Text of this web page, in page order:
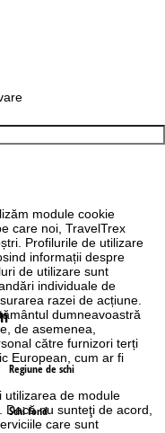
module cookie
care noi, TravelTrex
Profilurile de utilizare
informații despre
de utilizare sunt
individuale de
razei de acțiune.
dumneavoastră
de asemenea,
către furnizori terți
European, cum ar fi
utilizarea de module
nu sunteţi de acord,
care sunt
Regiune de schi
Schi fond